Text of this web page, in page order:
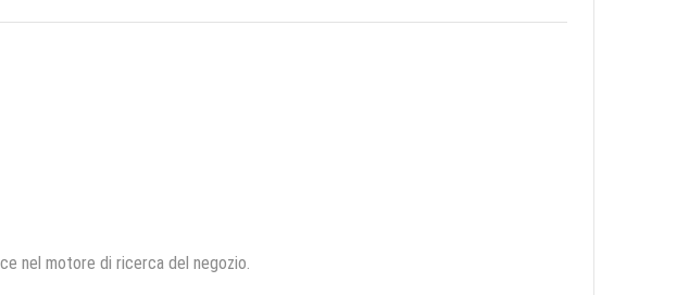
nel motore di ricerca del negozio.